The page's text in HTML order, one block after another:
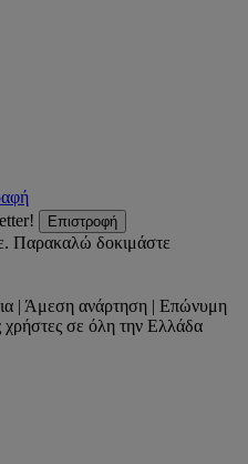
Επιστροφή
Παρακαλώ δοκιμάστε
| Άμεση ανάρτηση | Επώνυμη
σε όλη την Ελλάδα